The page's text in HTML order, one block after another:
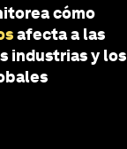
cómo
afecta a las
industrias y los